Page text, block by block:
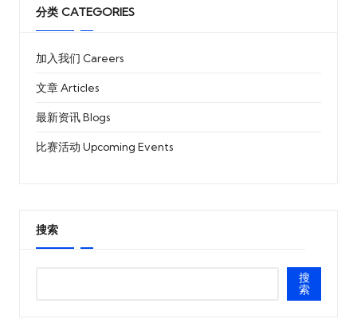
分类 CATEGORIES
加入我们 Careers
文章 Articles
最新资讯 Blogs
比赛活动 Upcoming Events
搜索
搜
索